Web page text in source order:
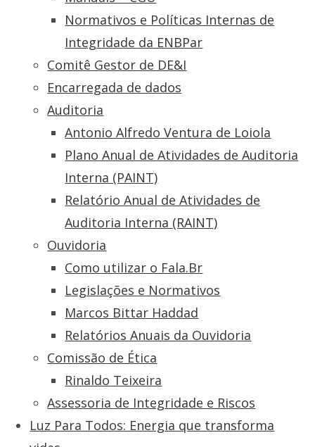
Normativos e Políticas Internas de
Integridade da ENBPar
Comitê Gestor de DE&I
Encarregada de dados
Auditoria
Antonio Alfredo Ventura de Loiola
Plano Anual de Atividades de Auditoria
Interna (PAINT)
Relatório Anual de Atividades de
Auditoria Interna (RAINT)
Ouvidoria
Como utilizar o Fala.Br
Legislações e Normativos
Marcos Bittar Haddad
Relatórios Anuais da Ouvidoria
Comissão de Ética
Rinaldo Teixeira
Assessoria de Integridade e Riscos
Luz Para Todos: Energia que transforma